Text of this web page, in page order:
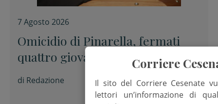
7 Agosto 2026
Omicidio di Pinarella, fermati
quattro giovani per la morte di
Nicola Musiani
di Redazione
Corriere
Il sito del Corriere Cesenate
lettori un’informazione di